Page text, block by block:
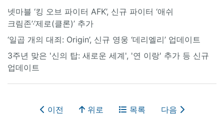
넷마블 ‘킹 오브 파이터 AFK’, 신규 파이터 ‘애쉬
크림존’·‘제로(클론)’ 추가
‘일곱 개의 대죄: Origin’, 신규 영웅 ‘데리엘리’ 업데이트
3주년 맞은 '신의 탑: 새로운 세계', '연 이랑' 추가 등 신규
업데이트
이전 위로 목록 다음